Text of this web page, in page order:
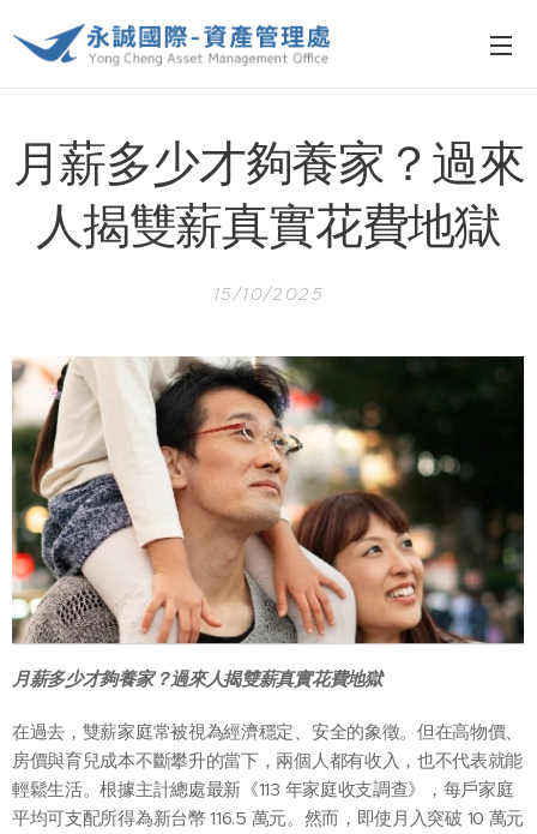
月薪多少才夠養家？過來
人揭雙薪真實花費地獄
15/10/2025
月薪多少才夠養家？過來人揭雙薪真實花費地獄
在過去，雙薪家庭常被視為經濟穩定、安全的象徵。但在高物價、
房價與育兒成本不斷攀升的當下，兩個人都有收入，也不代表就能
輕鬆生活。根據主計總處最新《113 年家庭收支調查》，每戶家庭
平均可支配所得為新台幣 116.5 萬元。然而，即使月入突破 10 萬元